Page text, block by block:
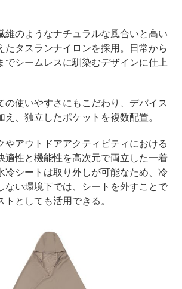
維のようなナチュラルな風合いと高い
たタスランナイロンを採用。日常から
でシームレスに馴染むデザインに仕上
の使いやすさにもこだわり、デバイス
、独立したポケットを複数配置。
やアウトドアアクティビティにおける
適性と機能性を高次元で両立した一着
冷シートは取り外しが可能なため、冷
ない環境下では、シートを外すことで
としても活用できる。